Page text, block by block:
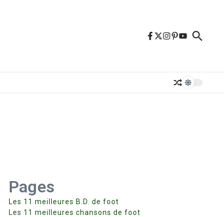
Pages
Les 11 meilleures B.D. de foot
Les 11 meilleures chansons de foot